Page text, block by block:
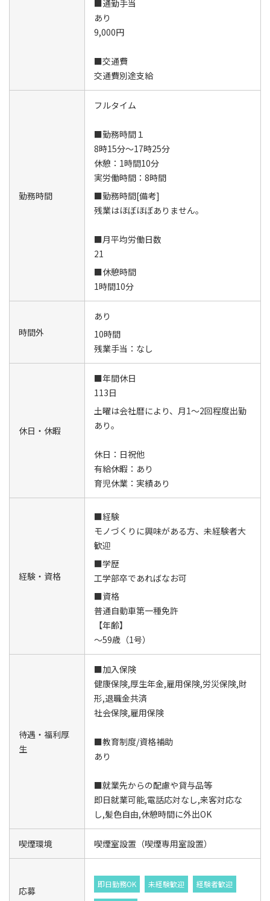
■通勤手当
あり
9,000円
■交通費
交通費別途支給
勤務時間
フルタイム
■勤務時間１
8時15分～17時25分
休憩：1時間10分
実労働時間：8時間
■勤務時間[備考]
残業はほぼほぼありません。
■月平均労働日数
21
■休憩時間
1時間10分
時間外
あり
10時間
残業手当：なし
休日・休暇
■年間休日
113日
土曜は会社暦により、月1～2回程度出勤
あり。
休日：日祝他
有給休暇：あり
育児休業：実績あり
経験・資格
■経験
モノづくりに興味がある方、未経験者大
歓迎
■学歴
工学部卒であればなお可
■資格
普通自動車第一種免許
【年齢】
～59歳（1号）
待遇・福利厚
生
■加入保険
健康保険,厚生年金,雇用保険,労災保険,財
形,退職金共済
社会保険,雇用保険
■教育制度/資格補助
あり
■就業先からの配慮や貸与品等
即日就業可能,電話応対なし,来客対応な
し,髪色自由,休憩時間に外出OK
喫煙環境 喫煙室設置（喫煙専用室設置）
応募
即日勤務OK 未経験歓迎 経験者歓迎